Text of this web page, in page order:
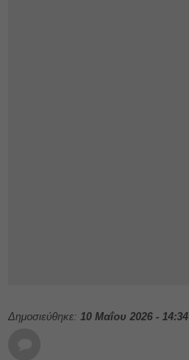
Δημοσιεύθηκε: 10 Μαΐου 2026 - 14:34